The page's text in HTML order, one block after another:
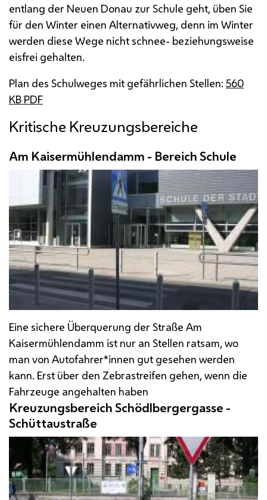
entlang der Neuen Donau zur Schule geht, üben Sie
für den Winter einen Alternativweg, denn im Winter
werden diese Wege nicht schnee- beziehungsweise
eisfrei gehalten.
Plan des Schulweges mit gefährlichen Stellen: 560
KB PDF
Kritische Kreuzungsbereiche
Am Kaisermühlendamm - Bereich Schule
Eine sichere Überquerung der Straße Am
Kaisermühlendamm ist nur an Stellen ratsam, wo
man von Autofahrer*innen gut gesehen werden
kann. Erst über den Zebrastreifen gehen, wenn die
Fahrzeuge angehalten haben
Kreuzungsbereich Schödlbergergasse -
Schüttaustraße